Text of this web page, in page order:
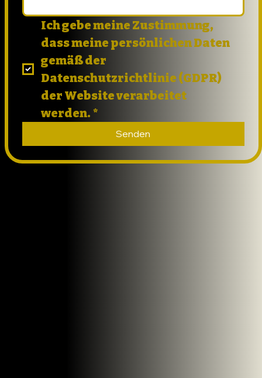
Ich gebe meine Zustimmung,
dass meine persönlichen Daten
gemäß der
Datenschutzrichtlinie (GDPR)
der Website verarbeitet
werden. *
Senden